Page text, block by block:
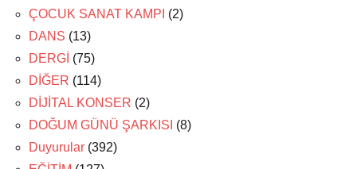
ÇOCUK SANAT KAMPI (2)
DANS (13)
DERGİ (75)
DİĞER (114)
DİJİTAL KONSER (2)
DOĞUM GÜNÜ ŞARKISI (8)
Duyurular (392)